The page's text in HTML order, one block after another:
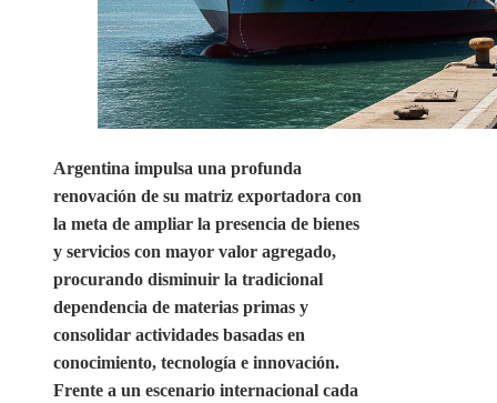
Argentina impulsa una profunda
renovación de su matriz exportadora con
la meta de ampliar la presencia de bienes
y servicios con mayor valor agregado,
procurando disminuir la tradicional
dependencia de materias primas y
consolidar actividades basadas en
conocimiento, tecnología e innovación.
Frente a un escenario internacional cada